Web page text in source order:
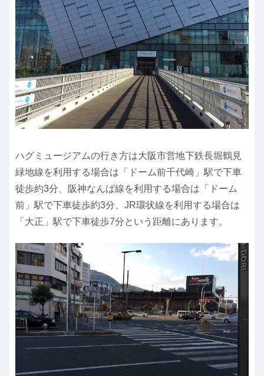
ハグミュージアムの行き方は大阪市営地下鉄長堀鶴見
緑地線を利用する場合は「ドーム前千代崎」駅で下車
徒歩約3分、阪神なんば線を利用する場合は「ドーム
前」駅で下車徒歩約3分、JR環状線を利用する場合は
「大正」駅で下車徒歩7分という距離にあります。